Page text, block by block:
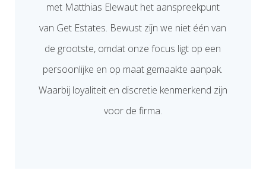
met Matthias Elewaut het aanspreekpunt
van Get Estates. Bewust zijn we niet één van
de grootste, omdat onze focus ligt op een
persoonlijke en op maat gemaakte aanpak.
Waarbij loyaliteit en discretie kenmerkend zijn
voor de firma.